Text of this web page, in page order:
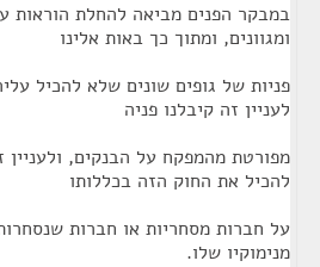
במבקר הפנים מביאה להחלת הוראות
ומגוונים, ומתוך כך באות אלינו
פניות של גופים שונים שלא להכיל
לעניין זה קיבלנו פניה
מפורטת מהמפקח על הבנקים, ולעניין
להכיל את החוק הזה בכללותו
על חברות מסחריות או חברות
מנימוקיו שלו.